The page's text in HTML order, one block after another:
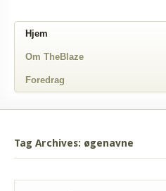
Hjem
Om TheBlaze
Foredrag
Tag Archives: øgenavne